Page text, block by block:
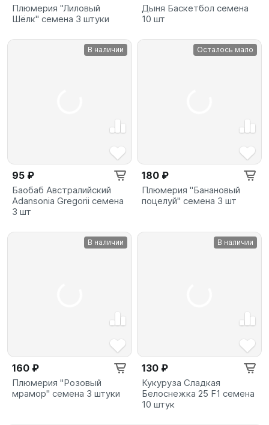
Плюмерия "Лиловый
Шёлк" семена 3 штуки
Дыня Баскетбол семена
10 шт
В наличии
95 ₽
Баобаб Австралийский
Adansonia Gregorii семена
3 шт
Осталось мало
180 ₽
Плюмерия "Банановый
поцелуй" семена 3 шт
В наличии
160 ₽
Плюмерия "Розовый
мрамор" семена 3 штуки
В наличии
130 ₽
Кукуруза Сладкая
Белоснежка 25 F1 семена
10 штук